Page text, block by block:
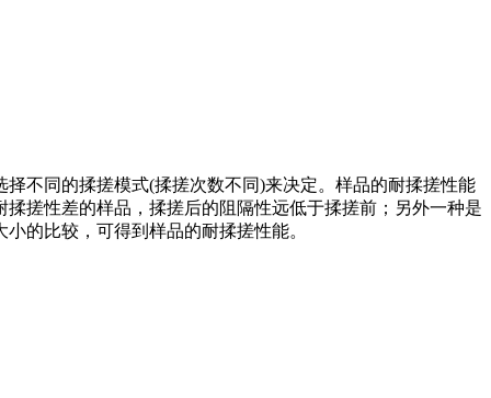
不同的揉搓模式(揉搓次数不同)来决定。样品的耐揉搓性能
搓性差的样品，揉搓后的阻隔性远低于揉搓前；另外一种是
的比较，可得到样品的耐揉搓性能。